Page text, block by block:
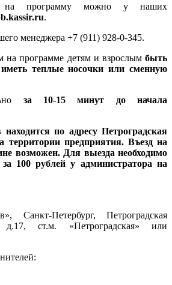
на программу можно у наших
.
менеджера +7 (911) 928-0-345.
на программе детям и взрослым быть
теплые носочки или сменную
за 10-15 минут до начала
по адресу Петроградская
территории предприятия. Въезд на
возможен. Для выезда необходимо
100 рублей у администратора на
Санкт-Петербург, Петроградская
ст.м. «Петроградская» или